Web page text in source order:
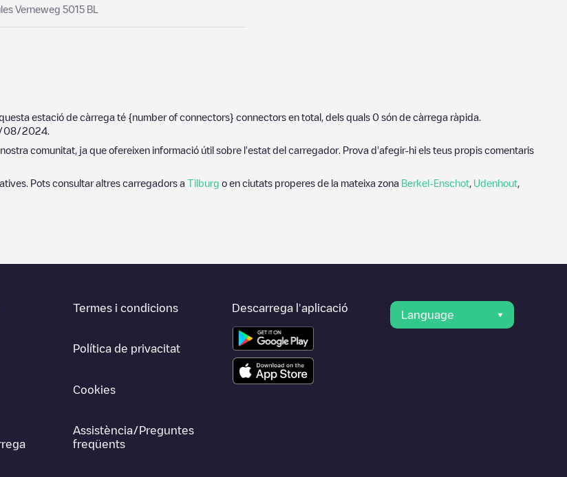
Verneweg 5015 BL
estació de càrrega té {number of connectors} connectors en total, dels quals 0 són de càrrega ràpida.
08/2024
comunitat, ja que ofereixen informació útil sobre l'estat del carregador. Prova d'afegir-hi els teus propis comentaris
Pots consultar altres carregadors a Tilburg o en ciutats properes de la mateixa zona Berkel-Enschot Udenhout
Termes i condicions
Política de privacitat
Cookies
Assistència/Preguntes
freqüents
Descarrega l'aplicació
Language